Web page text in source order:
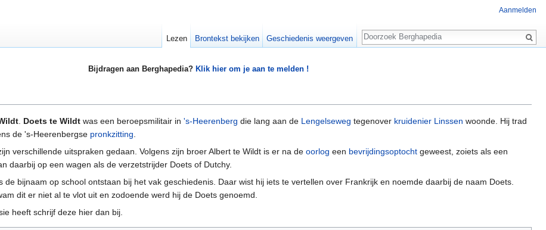
Bijdragen aan Berghapedia? Klik hier om je aan te melden !
. Doets te Wildt was een beroepsmilitair in 's-Heerenberg die lang aan de Lengelseweg tegenover kruidenier Linssen woonde. Hij trad
de 's-Heerenbergse pronkzitting.
verschillende uitspraken gedaan. Volgens zijn broer Albert te Wildt is er na de oorlog een bevrijdingsoptocht geweest, zoiets als een
daarbij op een wagen als de verzetstrijder Doets of Dutchy.
de bijnaam op school ontstaan bij het vak geschiedenis. Daar wist hij iets te vertellen over Frankrijk en noemde daarbij de naam Doets.
dit er niet al te vlot uit en zodoende werd hij de Doets genoemd.
heeft schrijf deze hier dan bij.
Aanmelden
Lezen Brontekst bekijken Geschiedenis weergeven
Zoeken